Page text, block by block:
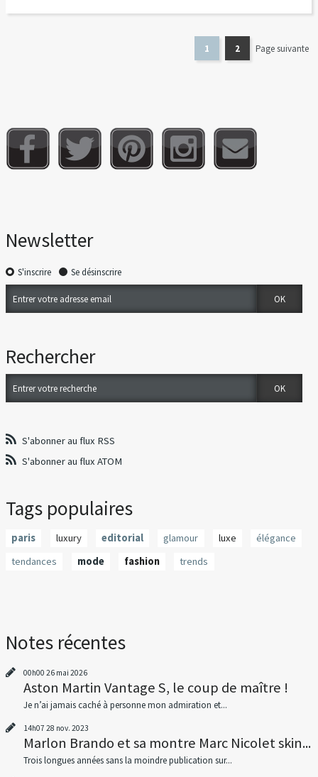
1 2 Page suivante
Newsletter
S'inscrire Se désinscrire
Rechercher
S'abonner au flux RSS
S'abonner au flux ATOM
Tags populaires
paris luxury editorial glamour luxe
élégance
tendances
mode fashion trends
Notes récentes
00h00 26 mai 2026
Aston Martin Vantage S, le coup de maître !
Je n’ai jamais caché à personne mon admiration et...
14h07 28 nov. 2023
Marlon Brando et sa montre Marc Nicolet skin...
Trois longues années sans la moindre publication sur...